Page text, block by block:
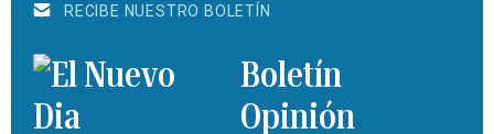
RECIBE NUESTRO BOLETÍN
Boletín
Opinión